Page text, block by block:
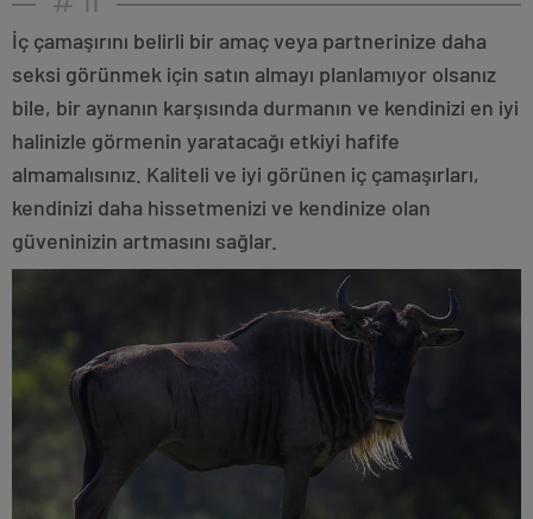
İç çamaşırını belirli bir amaç veya partnerinize daha
seksi görünmek için satın almayı planlamıyor olsanız
bile, bir aynanın karşısında durmanın ve kendinizi en iyi
halinizle görmenin yaratacağı etkiyi hafife
almamalısınız. Kaliteli ve iyi görünen iç çamaşırları,
kendinizi daha hissetmenizi ve kendinize olan
güveninizin artmasını sağlar.